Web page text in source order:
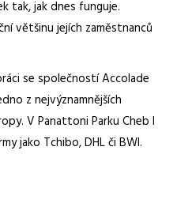
tak, jak dnes funguje.
většinu jejích zaměstnanců
se společností Accolade
z nejvýznamnějších
V Panattoni Parku Cheb I
jako Tchibo, DHL či BWI.